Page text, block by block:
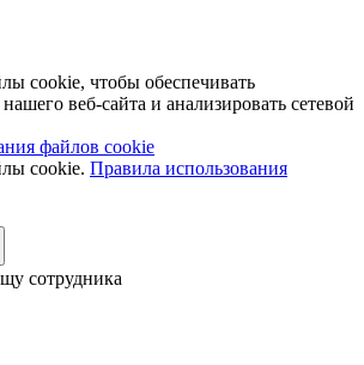
cookie, чтобы обеспечивать
веб-сайта и анализировать сетевой
файлов cookie
cookie. Правила использования
сотрудника